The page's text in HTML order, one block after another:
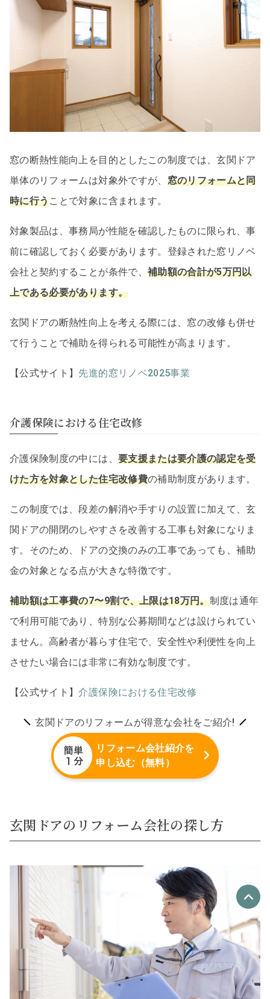
窓の断熱性能向上を目的としたこの制度では、玄関ドア
単体のリフォームは対象外ですが、 窓のリフォームと同
時に行うことで対象に含まれます。
対象製品は、事務局が性能を確認したものに限られ、事
前に確認しておく必要があります。登録された窓リノベ
会社と契約することが条件で、 補助額の合計が5万円以
上である必要があります。
玄関ドアの断熱性向上を考える際には、窓の改修も併せ
て行うことで補助を得られる可能性が高まります。
【公式サイト】 先進的窓リノベ2025事業
介護保険における住宅改修
介護保険制度の中には、 要支援または要介護の認定を受
けた方を対象とした住宅改修費の補助制度があります。
この制度では、段差の解消や手すりの設置に加えて、玄
関ドアの開閉のしやすさを改善する工事も対象になりま
す。そのため、ドアの交換のみの工事であっても、補助
金の対象となる点が大きな特徴です。
補助額は工事費の7〜9割で、上限は18万円。制度は通年
で利用可能であり、特別な公募期間などは設けられてい
ません。高齢者が暮らす住宅で、安全性や利便性を向上
させたい場合には非常に有効な制度です。
【公式サイト】介護保険における住宅改修
玄関ドアのリフォームが得意な会社をご紹介!
リフォーム会社紹介を
申し込む（無料）
玄関ドアのリフォーム会社の探し方
優良なリフォーム会社
最大4社
リフォーム会社紹介を申し込む